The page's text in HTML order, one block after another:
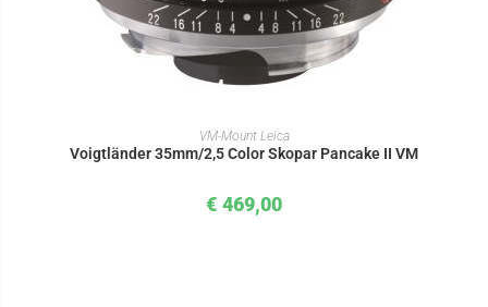
IN DEN WARENKORB
VM-Mount Leica
Voigtländer 35mm/2,5 Color Skopar Pancake II VM
€ 469,00